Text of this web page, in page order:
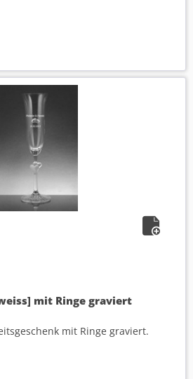
mit Ringe graviert
mit Ringe graviert.